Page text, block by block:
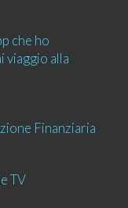
che ho
viaggio alla
Finanziaria
TV